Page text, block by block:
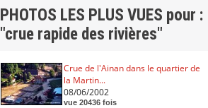
PHOTOS LES PLUS VUES pour :
"crue rapide des rivières"
Crue de l'Ainan dans le quartier de
la Martin...
08/06/2002
vue 20436 fois